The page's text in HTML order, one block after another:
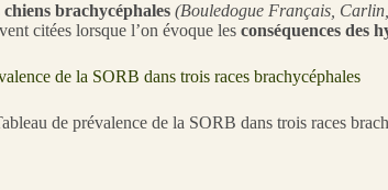
chiens brachycéphales (Bouledogue Français,
citées lorsque l’on évoque les conséquences des
de la SORB dans trois races brachycéphales